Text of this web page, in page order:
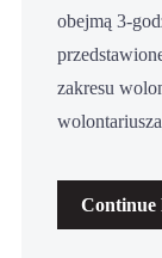
obejmą 3-
zakresu
Continue